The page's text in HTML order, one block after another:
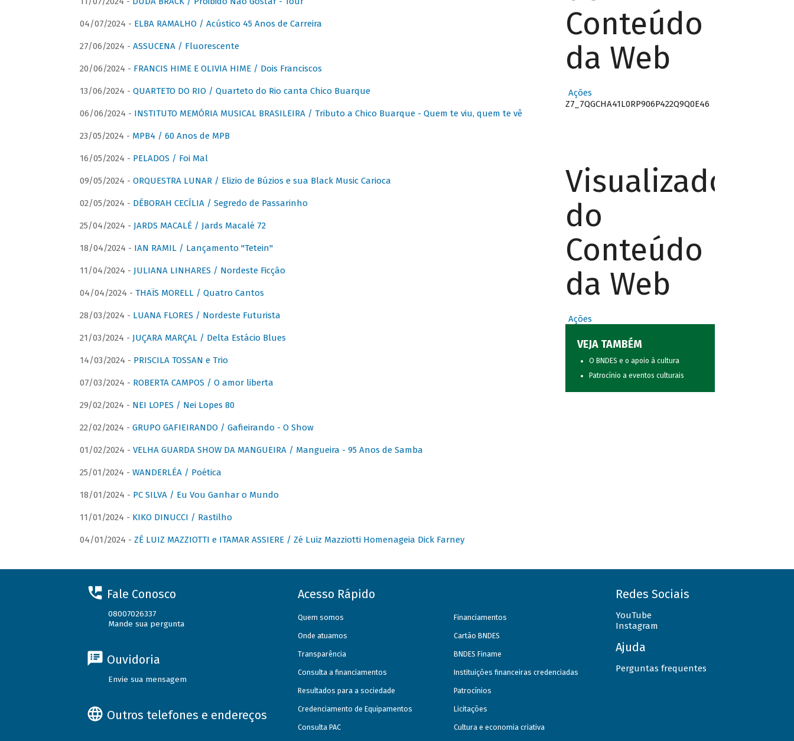
04/07/2024 - ELBA RAMALHO / Acústico 45 Anos de Carreira
27/06/2024 - ASSUCENA / Fluorescente
20/06/2024 - FRANCIS HIME E OLIVIA HIME / Dois Franciscos
13/06/2024 - QUARTETO DO RIO / Quarteto do Rio canta Chico Buarque
06/06/2024 - INSTITUTO MEMÓRIA MUSICAL BRASILEIRA / Tributo a Chico Buarque - Quem te viu, quem te vê
23/05/2024 - MPB4 / 60 Anos de MPB
16/05/2024 - PELADOS / Foi Mal
09/05/2024 - ORQUESTRA LUNAR / Elizio de Búzios e sua Black Music Carioca
02/05/2024 - DÉBORAH CECÍLIA / Segredo de Passarinho
25/04/2024 - JARDS MACALÉ / Jards Macalé 72
18/04/2024 - IAN RAMIL / Lançamento "Tetein"
11/04/2024 - JULIANA LINHARES / Nordeste Ficção
04/04/2024 - THAÏS MORELL / Quatro Cantos
28/03/2024 - LUANA FLORES / Nordeste Futurista
21/03/2024 - JUÇARA MARÇAL / Delta Estácio Blues
14/03/2024 - PRISCILA TOSSAN e Trio
07/03/2024 - ROBERTA CAMPOS / O amor liberta
29/02/2024 - NEI LOPES / Nei Lopes 80
22/02/2024 - GRUPO GAFIEIRANDO / Gafieirando - O Show
01/02/2024 - VELHA GUARDA SHOW DA MANGUEIRA / Mangueira - 95 Anos de Samba
25/01/2024 - WANDERLÉA / Poética
18/01/2024 - PC SILVA / Eu Vou Ganhar o Mundo
11/01/2024 - KIKO DINUCCI / Rastilho
04/01/2024 - ZÉ LUIZ MAZZIOTTI e ITAMAR ASSIERE / Zé Luiz Mazziotti Homenageia Dick Farney
Conteúdo
da Web
Ações
Z7_7QGCHA41L0RP906P422Q9Q0E46
Visualizador
do
Conteúdo
da Web
Ações
VEJA TAMBÉM
O BNDES e o apoio à cultura
Patrocínio a eventos culturais
Fale Conosco
08007026337
Mande sua pergunta
Ouvidoria
Envie sua mensagem
Outros telefones e endereços
Acesso Rápido
Quem somos
Onde atuamos
Transparência
Consulta a financiamentos
Resultados para a sociedade
Credenciamento de Equipamentos
Consulta PAC
Financiamentos
Cartão BNDES
BNDES Finame
Instituições financeiras credenciadas
Patrocínios
Licitações
Cultura e economia criativa
Redes Sociais
YouTube
Instagram
Ajuda
Perguntas frequentes